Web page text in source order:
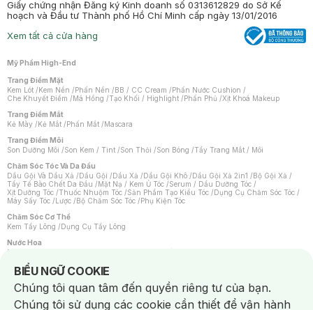
Giấy chứng nhận Đăng ký Kinh doanh số 0313612829 do Sở Kế
hoạch và Đầu tư Thành phố Hồ Chí Minh cấp ngày 13/01/2016
Xem tất cả cửa hàng
Mỹ Phẩm High-End
Trang Điểm Mặt
Kem Lót /Kem Nền /Phấn Nền /BB / CC Cream /Phấn Nước Cushion /
Che Khuyết Điểm /Má Hồng /Tạo Khối / Highlight /Phấn Phủ /Xịt Khoá Makeup
Trang Điểm Mắt
Kẻ Mày /Kẻ Mắt /Phấn Mắt /Mascara
Trang Điểm Môi
Son Dưỡng Môi /Son Kem / Tint /Son Thỏi /Son Bóng /Tẩy Trang Mắt / Môi
Chăm Sóc Tóc Và Da Đầu
Dầu Gội Và Dầu Xả /Dầu Gội /Dầu Xả /Dầu Gội Khô /Dầu Gội Xả 2in1 /Bộ Gội Xả /
Tẩy Tế Bào Chết Da Đầu /Mặt Nạ / Kem Ủ Tóc /Serum / Dầu Dưỡng Tóc /
Xịt Dưỡng Tóc /Thuốc Nhuộm Tóc /Sản Phẩm Tạo Kiểu Tóc /Dụng Cụ Chăm Sóc Tóc /
Máy Sấy Tóc /Lược /Bộ Chăm Sóc Tóc /Phụ Kiện Tóc
Chăm Sóc Cơ Thể
Kem Tẩy Lông /Dụng Cụ Tẩy Lông
Nước Hoa
Nước Hoa Nữ
Chăm Sóc Cá Nhân
Chống Muỗi /Khẩu Trang /Máy Massage/Mặt Nạ Xông Hơi /Nước Rửa Tay/
Sản Phẩm Chăm Sóc Khác /Bàn Chải Đánh Răng /Bàn Chải Điện/
Hỗ Trợ Trắng Răng/Kem Đánh Răng /Máy Tăm Nước/ Nước Súc Miệng/
BIỂU NGỮ COOKIE
Notice about cookies usage
Chúng tôi quan tâm đến quyền riêng tư của bạn.
Chúng tôi sử dụng các cookie cần thiết để vận hành